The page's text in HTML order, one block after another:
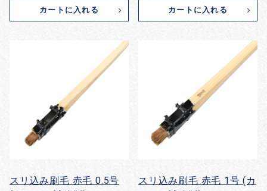
カートに入れる カートに入れる
スリ込み刷毛 赤毛 0.5号
スリ込み刷毛 赤毛 1号 (カ